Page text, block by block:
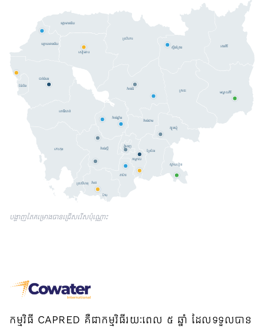
កែប
ព្រះសីហនុ
បន្ទាយមានជ័យ
បាត់ដំបង
កំពង់ចាម
កំពង់ឆ្នាំង
កំពង់ស្ពឺ
កំពង់ធំ
កំពត
កោះកុង
ក្រចេះ មណ្ឌលគិរី
ឧត្តរមានជ័យ
ប៉ៃលិន
ភ្នំពេញ
ព្រះវិហារ
ព្រៃវែង
ពោធិ៍សាត់
រតនគិរី
សៀមរាប
ស្ទឹងត្រែង
ស្វាយរៀង
តាកែវ
ត្បូងឃ្មុំ
កណ្តាល
បង្ហាញតែគម្រោងបានជ្រើសរើសប៉ុណ្ណោះ
កម្មវិធី CAPRED គឺជាកម្មវិធីរយៈពេល ៥ ឆ្នាំ ដែលទទួលបាន